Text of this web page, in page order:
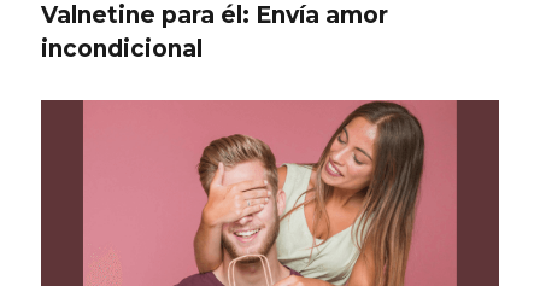
Valnetine para él: Envía amor
incondicional